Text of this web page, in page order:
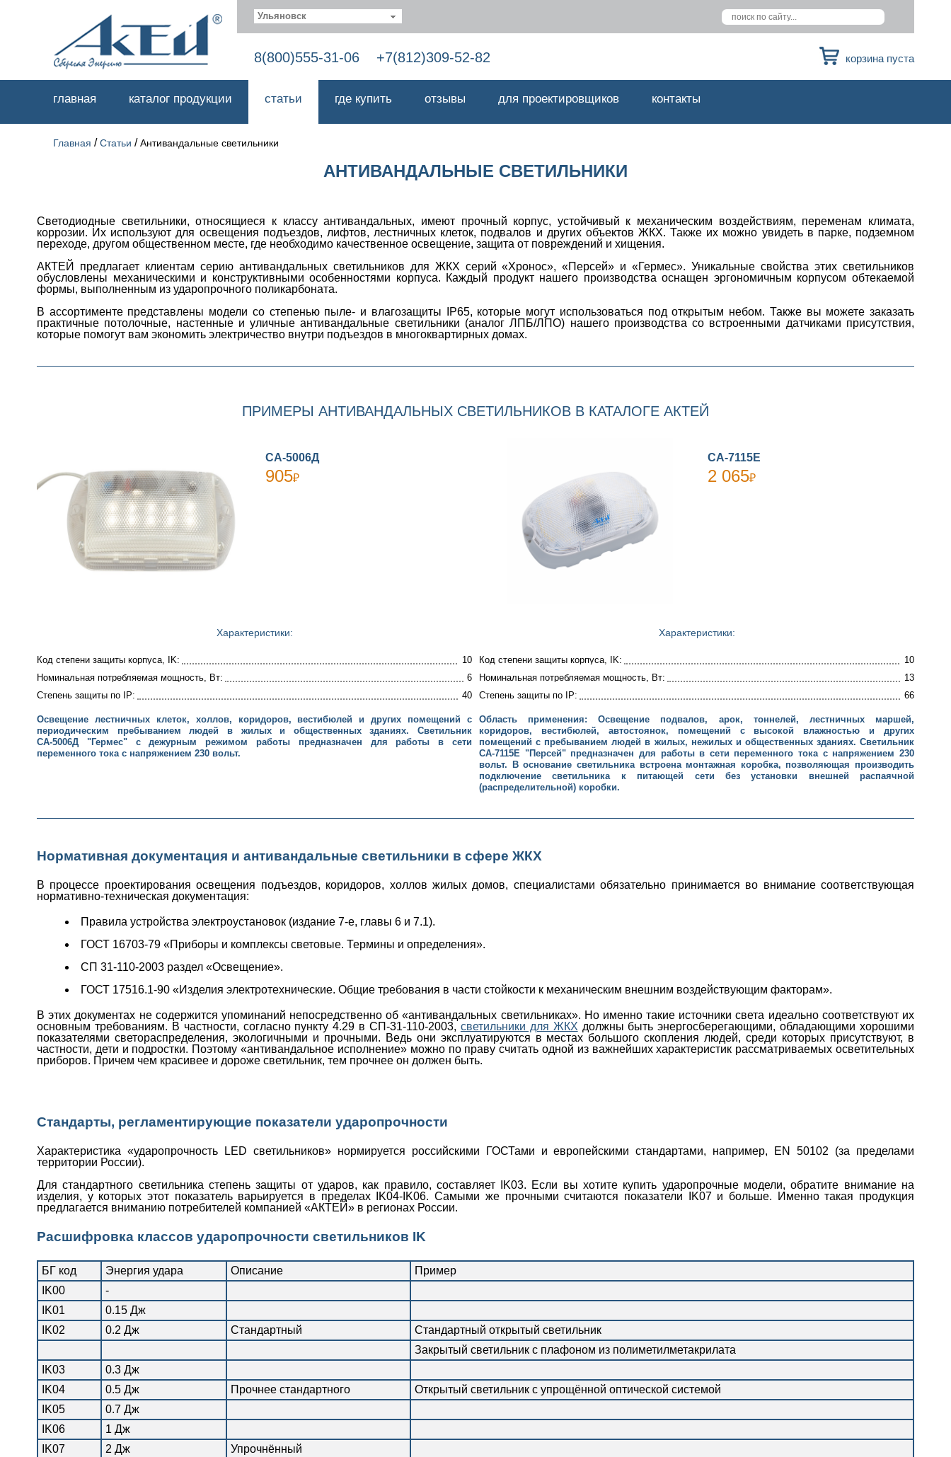
Ульяновск
8(800)555-31-06 +7(812)309-52-82 корзина пуста
главная каталог продукции статьи где купить отзывы для проектировщиков контакты
Главная /Статьи /Антивандальные светильники
АНТИВАНДАЛЬНЫЕ СВЕТИЛЬНИКИ
Светодиодные светильники, относящиеся к классу антивандальных, имеют прочный корпус, устойчивый к механическим воздействиям, переменам климата,
коррозии. Их используют для освещения подъездов, лифтов, лестничных клеток, подвалов и других объектов ЖКХ. Также их можно увидеть в парке, подземном
переходе, другом общественном месте, где необходимо качественное освещение, защита от повреждений и хищения.
АКТЕЙ предлагает клиентам серию антивандальных светильников для ЖКХ серий «Хронос», «Персей» и «Гермес». Уникальные свойства этих светильников
обусловлены механическими и конструктивными особенностями корпуса. Каждый продукт нашего производства оснащен эргономичным корпусом обтекаемой
формы, выполненным из ударопрочного поликарбоната.
В ассортименте представлены модели со степенью пыле- и влагозащиты IP65, которые могут использоваться под открытым небом. Также вы можете заказать
практичные потолочные, настенные и уличные антивандальные светильники (аналог ЛПБ/ЛПО) нашего производства со встроенными датчиками присутствия,
которые помогут вам экономить электричество внутри подъездов в многоквартирных домах.
ПРИМЕРЫ АНТИВАНДАЛЬНЫХ СВЕТИЛЬНИКОВ В КАТАЛОГЕ АКТЕЙ
СА-5006Д
905₽
Характеристики:
Код степени защиты корпуса, IK:
10
Номинальная потребляемая мощность, Вт:
6
Степень защиты по IP:
40
Освещение лестничных клеток, холлов, коридоров, вестибюлей и других помещений с
периодическим пребыванием людей в жилых и общественных зданиях. Светильник
СА-5006Д "Гермес" с дежурным режимом работы предназначен для работы в сети
переменного тока с напряжением 230 вольт.
СА-7115Е
2 065₽
Характеристики:
Код степени защиты корпуса, IK:
10
Номинальная потребляемая мощность, Вт:
13
Степень защиты по IP:
66
Область применения: Освещение подвалов, арок, тоннелей, лестничных маршей,
коридоров, вестибюлей, автостоянок, помещений с высокой влажностью и других
помещений с пребыванием людей в жилых, нежилых и общественных зданиях. Светильник
СА-7115Е "Персей" предназначен для работы в сети переменного тока с напряжением 230
вольт. В основание светильника встроена монтажная коробка, позволяющая производить
подключение светильника к питающей сети без установки внешней распаячной
(распределительной) коробки.
Нормативная документация и антивандальные светильники в сфере ЖКХ
В процессе проектирования освещения подъездов, коридоров, холлов жилых домов, специалистами обязательно принимается во внимание соответствующая
нормативно-техническая документация:
Правила устройства электроустановок (издание 7-е, главы 6 и 7.1).
ГОСТ 16703-79 «Приборы и комплексы световые. Термины и определения».
СП 31-110-2003 раздел «Освещение».
ГОСТ 17516.1-90 «Изделия электротехнические. Общие требования в части стойкости к механическим внешним воздействующим факторам».
В этих документах не содержится упоминаний непосредственно об «антивандальных светильниках». Но именно такие источники света идеально соответствуют их
основным требованиям. В частности, согласно пункту 4.29 в СП-31-110-2003, светильники для ЖКХ должны быть энергосберегающими, обладающими хорошими
показателями светораспределения, экологичными и прочными. Ведь они эксплуатируются в местах большого скопления людей, среди которых присутствуют, в
частности, дети и подростки. Поэтому «антивандальное исполнение» можно по праву считать одной из важнейших характеристик рассматриваемых осветительных
приборов. Причем чем красивее и дороже светильник, тем прочнее он должен быть.
Стандарты, регламентирующие показатели ударопрочности
Характеристика «ударопрочность LED светильников» нормируется российскими ГОСТами и европейскими стандартами, например, EN 50102 (за пределами
территории России).
Для стандартного светильника степень защиты от ударов, как правило, составляет IK03. Если вы хотите купить ударопрочные модели, обратите внимание на
изделия, у которых этот показатель варьируется в пределах IK04-IK06. Самыми же прочными считаются показатели IK07 и больше. Именно такая продукция
предлагается вниманию потребителей компанией «АКТЕЙ» в регионах России.
Расшифровка классов ударопрочности светильников IK
БГ код Энергия удара Описание
Пример
IK00
-
IK01
0.15 Дж
IK02
0.2 Дж Стандартный
Стандартный открытый светильник
Закрытый светильник с плафоном из полиметилметакрилата
IK03
0.3 Дж
IK04
0.5 Дж Прочнее стандартного
Открытый светильник с упрощённой оптической системой
IK05
0.7 Дж
IK06
1 Дж
IK07
2 Дж
Упрочнённый